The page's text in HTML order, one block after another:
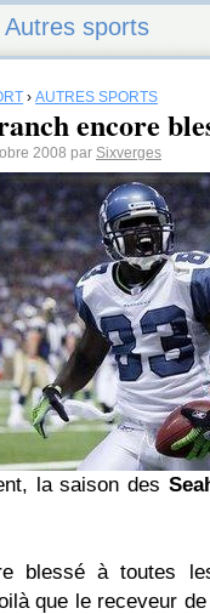
Autres sports
› AUTRES SPORTS
encore
2008 par Sixverges
la saison des
blessé à toutes
que le receveur